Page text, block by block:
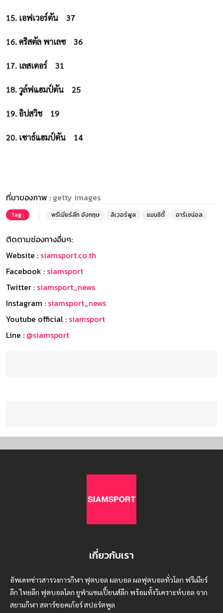
15. เอฟเวอร์ตัน 37
16. คริสตัล พาเลซ 36
17. เลสเตอร์ 31
18. วูล์ฟแฮมป์ตัน 25
19. อิปสวิช 19
20. เซาธ์แฮมป์ตัน 14
ที่มาของภาพ : getty images
Tag : พรีเมียร์ลีก อังกฤษ ลิเวอร์พูล แมนซิตี้ อาร์เซน่อล
ติดตามช่องทางอื่นๆ:
Website : siamsport.co.th
Facebook : siamsport
Twitter : siamsport_news
Instagram : siamsport_news
Youtube official : siamsport
Line : @siamsport
เกี่ยวกับเรา
อัพเดทข่าวสารวงการกีฬา ฟุตบอล ผลบอล ผลฟุตบอลทั่วโลก ฟรีเมียร์
ลีก ไทยลีก ฟุตบอลโลก ยูฟ่าแซมเปี้ยนส์ลีก พร้อมทั้งวิเคราะห์บอล จาก
สยามกีฬา สตาร์ชอคเก้อร์ สปอร์ตพูล